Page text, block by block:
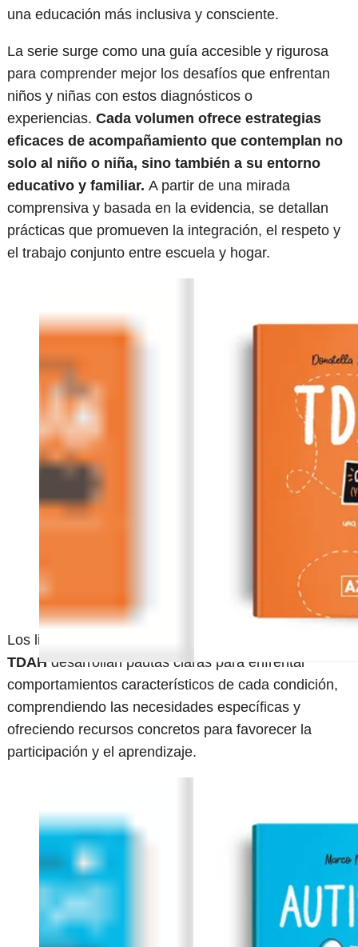
una educación más inclusiva y consciente.
La serie surge como una guía accesible y rigurosa
para comprender mejor los desafíos que enfrentan
niños y niñas con estos diagnósticos o
experiencias. Cada volumen ofrece estrategias
eficaces de acompañamiento que contemplan no
solo al niño o niña, sino también a su entorno
educativo y familiar. A partir de una mirada
comprensiva y basada en la evidencia, se detallan
prácticas que promueven la integración, el respeto y
el trabajo conjunto entre escuela y hogar.
Los libros dedicados a
TDAH desarrollan pautas claras para enfrentar
comportamientos característicos de cada condición,
comprendiendo las necesidades específicas y
ofreciendo recursos concretos para favorecer la
participación y el aprendizaje.